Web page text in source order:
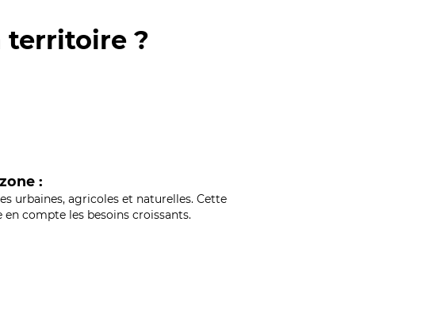
territoire ?
:
urbaines, agricoles et naturelles. Cette
compte les besoins croissants.